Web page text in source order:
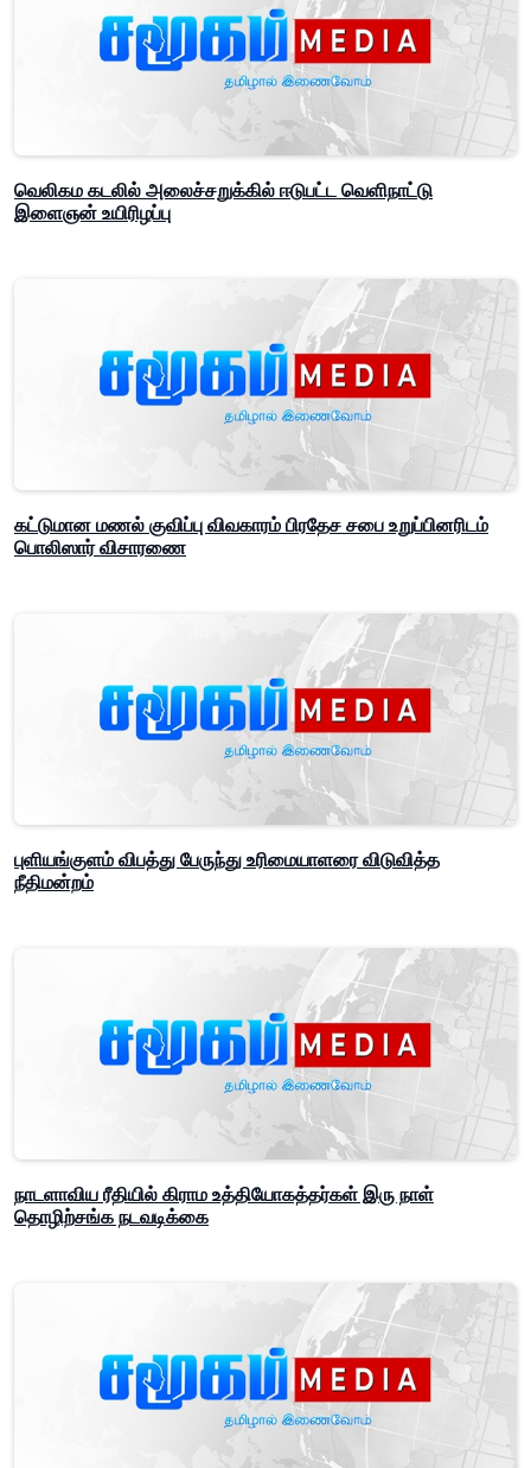
வெலிகம கடலில் அலைச்சறுக்கில் ஈடுபட்ட வெளிநாட்டு
இளைஞன் உயிரிழப்பு
கட்டுமான மணல் குவிப்பு விவகாரம் பிரதேச சபை உறுப்பினரிடம்
பொலிஸார் விசாரணை
புளியங்குளம் விபத்து பேருந்து உரிமையாளரை விடுவித்த
நீதிமன்றம்
நாடளாவிய ரீதியில் கிராம உத்தியோகத்தர்கள் இரு நாள்
தொழிற்சங்க நடவடிக்கை